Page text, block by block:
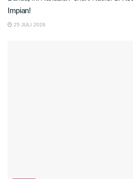
Impian!
25 JULI 2026